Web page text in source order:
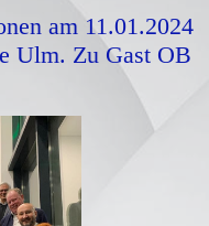
am 11.01.2024
Ulm. Zu Gast OB